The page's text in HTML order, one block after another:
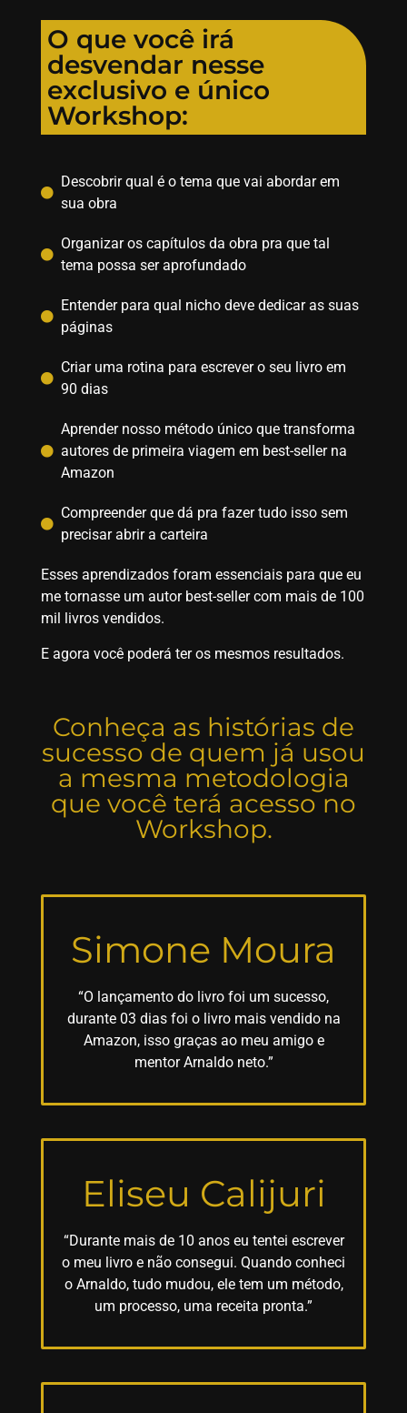
O que você irá
desvendar nesse
exclusivo e único
Workshop:
Descobrir qual é o tema que vai abordar em
sua obra
Organizar os capítulos da obra pra que tal
tema possa ser aprofundado
Entender para qual nicho deve dedicar as suas
páginas
Criar uma rotina para escrever o seu livro em
90 dias
Aprender nosso método único que transforma
autores de primeira viagem em best-seller na
Amazon
Compreender que dá pra fazer tudo isso sem
precisar abrir a carteira
Esses aprendizados foram essenciais para que eu
me tornasse um autor best-seller com mais de 100
mil livros vendidos.
E agora você poderá ter os mesmos resultados.
Conheça as histórias de
sucesso de quem já usou
a mesma metodologia
que você terá acesso no
Workshop.
Simone Moura
“O lançamento do livro foi um sucesso,
durante 03 dias foi o livro mais vendido na
Amazon, isso graças ao meu amigo e
mentor Arnaldo neto.”
Eliseu Calijuri
“Durante mais de 10 anos eu tentei escrever
o meu livro e não consegui. Quando conheci
o Arnaldo, tudo mudou, ele tem um método,
um processo, uma receita pronta.”